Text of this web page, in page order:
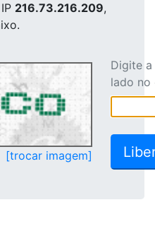
216.73.216.209,
[trocar imagem]
Digite
lado no